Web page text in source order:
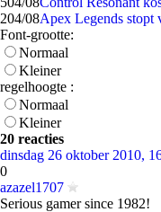
204/08Apex Legends stopt
Font-grootte:
Normaal
Kleiner
regelhoogte :
Normaal
Kleiner
20 reacties
dinsdag 26 oktober 2010,
0
azazel1707
Serious gamer since 1982!